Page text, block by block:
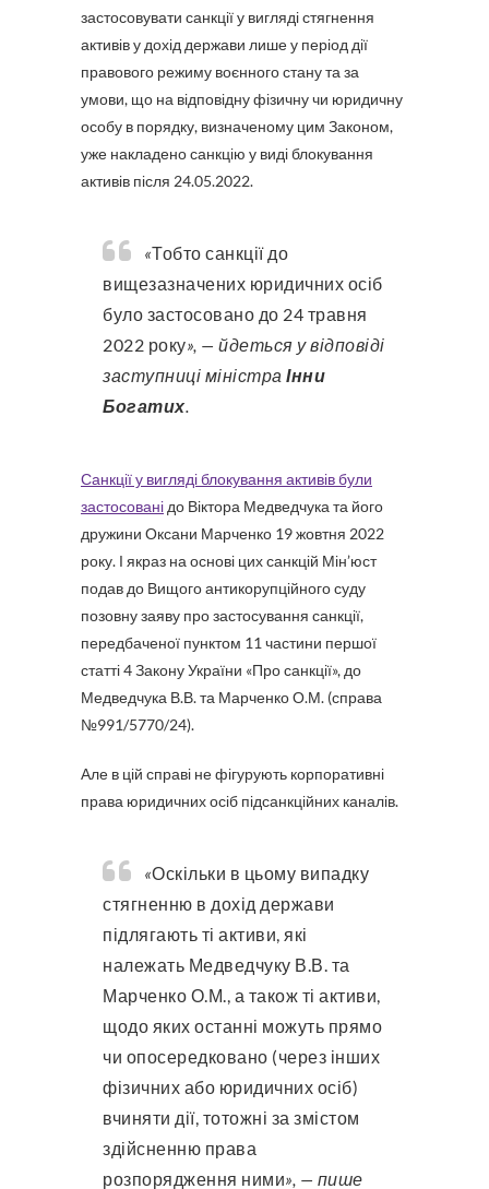
застосовувати санкції у вигляді стягнення
активів у дохід держави лише у період дії
правового режиму воєнного стану та за
умови, що на відповідну фізичну чи юридичну
особу в порядку, визначеному цим Законом,
уже накладено санкцію у виді блокування
активів після 24.05.2022.
«Тобто санкції до
вищезазначених юридичних осіб
було застосовано до 24 травня
2022 року», — йдеться у відповіді
заступниці міністра Інни
Богатих.
Санкції у вигляді блокування активів були
застосовані до Віктора Медведчука та його
дружини Оксани Марченко 19 жовтня 2022
року. І якраз на основі цих санкцій Мін’юст
подав до Вищого антикорупційного суду
позовну заяву про застосування санкції,
передбаченої пунктом 11 частини першої
статті 4 Закону України «Про санкції», до
Медведчука В.В. та Марченко О.М. (справа
№991/5770/24).
Але в цій справі не фігурують корпоративні
права юридичних осіб підсанкційних каналів.
«Оскільки в цьому випадку
стягненню в дохід держави
підлягають ті активи, які
належать Медведчуку В.В. та
Марченко О.М., а також ті активи,
щодо яких останні можуть прямо
чи опосередковано (через інших
фізичних або юридичних осіб)
вчиняти дії, тотожні за змістом
здійсненню права
розпорядження ними», — пише